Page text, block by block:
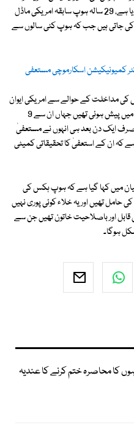
ہوپ ہکس نے اپنے عہدے سے استعفیٰ دیدیا ہے، 29 سالہ ہوپ سابقہ امریکی ماڈل
کی جاتی ہیں جب کہ ہوپ کئی سالوں سے
کمیونیکیشن اسکارموچی مستعفی
مداخلت کے حوالے سے امریکی ایوان
نمائندگان کی تحقیقاتی کمیٹی کی سماعت میں پیش ہوئی تھیں جہاں ان سے 9
ایک دن بعد ہی انہوں نے مستعفیٰ
ہے کہ ان کے استعفیٰ کا تحقیقاتی کمیٹی
میں کہا گیا ہے کہ ہوپ ہکس کی
تھیں اور یہ خلاء کوئی پوری نہیں
قابل اور باصلاحیت خاتون تھیں جن سے
ہوگا۔
کا محاصرہ ختم کرنے کا عندیہ